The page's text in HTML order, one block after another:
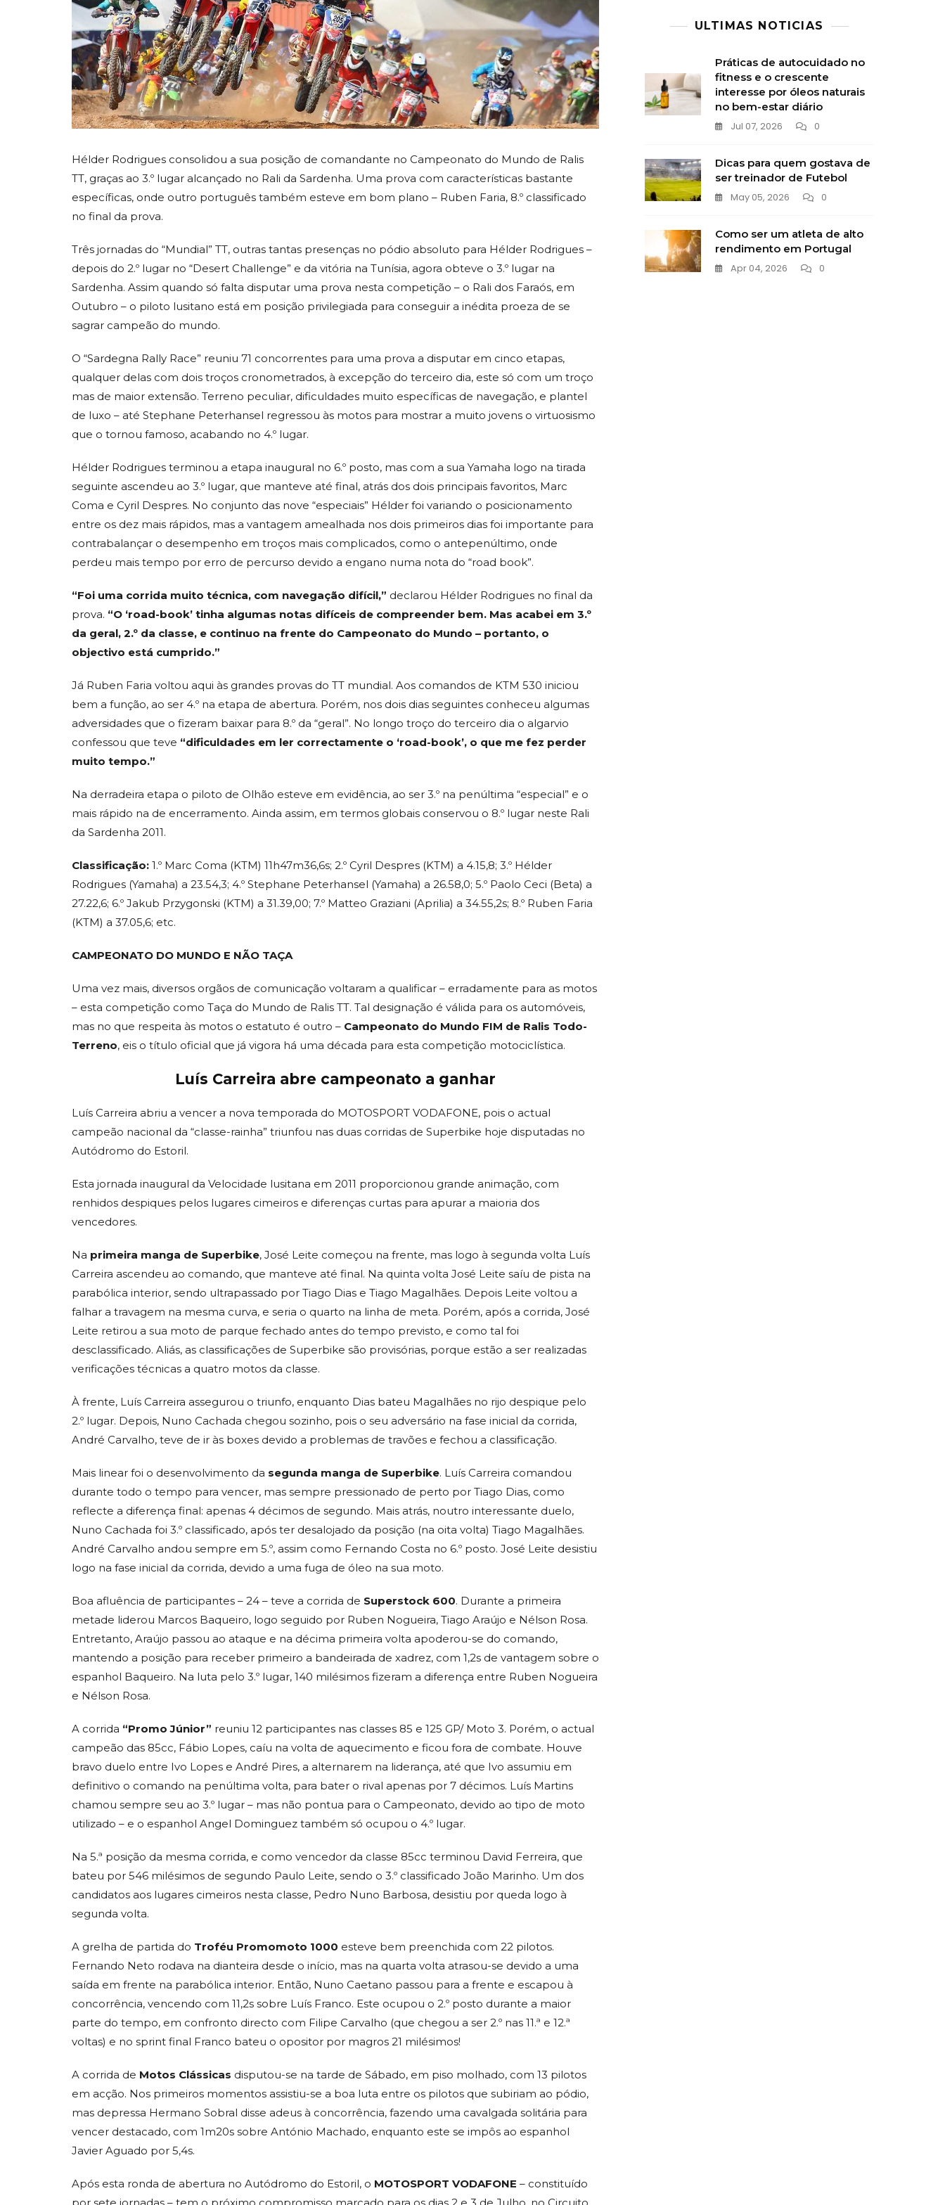
Hélder Rodrigues consolidou a sua posição de comandante no Campeonato do Mundo de Ralis
TT, graças ao 3.º lugar alcançado no Rali da Sardenha. Uma prova com características bastante
específicas, onde outro português também esteve em bom plano – Ruben Faria, 8.º classificado
no final da prova.
Três jornadas do “Mundial” TT, outras tantas presenças no pódio absoluto para Hélder Rodrigues –
depois do 2.º lugar no “Desert Challenge” e da vitória na Tunísia, agora obteve o 3.º lugar na
Sardenha. Assim quando só falta disputar uma prova nesta competição – o Rali dos Faraós, em
Outubro – o piloto lusitano está em posição privilegiada para conseguir a inédita proeza de se
sagrar campeão do mundo.
O “Sardegna Rally Race” reuniu 71 concorrentes para uma prova a disputar em cinco etapas,
qualquer delas com dois troços cronometrados, à excepção do terceiro dia, este só com um troço
mas de maior extensão. Terreno peculiar, dificuldades muito específicas de navegação, e plantel
de luxo – até Stephane Peterhansel regressou às motos para mostrar a muito jovens o virtuosismo
que o tornou famoso, acabando no 4.º lugar.
Hélder Rodrigues terminou a etapa inaugural no 6.º posto, mas com a sua Yamaha logo na tirada
seguinte ascendeu ao 3.º lugar, que manteve até final, atrás dos dois principais favoritos, Marc
Coma e Cyril Despres. No conjunto das nove “especiais” Hélder foi variando o posicionamento
entre os dez mais rápidos, mas a vantagem amealhada nos dois primeiros dias foi importante para
contrabalançar o desempenho em troços mais complicados, como o antepenúltimo, onde
perdeu mais tempo por erro de percurso devido a engano numa nota do “road book”.
“Foi uma corrida muito técnica, com navegação difícil,” declarou Hélder Rodrigues no final da
prova. “O ‘road-book’ tinha algumas notas difíceis de compreender bem. Mas acabei em 3.º
da geral, 2.º da classe, e continuo na frente do Campeonato do Mundo – portanto, o
objectivo está cumprido.”
Já Ruben Faria voltou aqui às grandes provas do TT mundial. Aos comandos de KTM 530 iniciou
bem a função, ao ser 4.º na etapa de abertura. Porém, nos dois dias seguintes conheceu algumas
adversidades que o fizeram baixar para 8.º da “geral”. No longo troço do terceiro dia o algarvio
confessou que teve “dificuldades em ler correctamente o ‘road-book’, o que me fez perder
muito tempo.”
Na derradeira etapa o piloto de Olhão esteve em evidência, ao ser 3.º na penúltima “especial” e o
mais rápido na de encerramento. Ainda assim, em termos globais conservou o 8.º lugar neste Rali
da Sardenha 2011.
Classificação: 1.º Marc Coma (KTM) 11h47m36,6s; 2.º Cyril Despres (KTM) a 4.15,8; 3.º Hélder
Rodrigues (Yamaha) a 23.54,3; 4.º Stephane Peterhansel (Yamaha) a 26.58,0; 5.º Paolo Ceci (Beta) a
27.22,6; 6.º Jakub Przygonski (KTM) a 31.39,00; 7.º Matteo Graziani (Aprilia) a 34.55,2s; 8.º Ruben Faria
(KTM) a 37.05,6; etc.
CAMPEONATO DO MUNDO E NÃO TAÇA
Uma vez mais, diversos orgãos de comunicação voltaram a qualificar – erradamente para as motos
– esta competição como Taça do Mundo de Ralis TT. Tal designação é válida para os automóveis,
mas no que respeita às motos o estatuto é outro – Campeonato do Mundo FIM de Ralis Todo-
Terreno, eis o título oficial que já vigora há uma década para esta competição motociclística.
Luís Carreira abre campeonato a ganhar
Luís Carreira abriu a vencer a nova temporada do MOTOSPORT VODAFONE, pois o actual
campeão nacional da “classe-rainha” triunfou nas duas corridas de Superbike hoje disputadas no
Autódromo do Estoril.
Esta jornada inaugural da Velocidade lusitana em 2011 proporcionou grande animação, com
renhidos despiques pelos lugares cimeiros e diferenças curtas para apurar a maioria dos
vencedores.
Na primeira manga de Superbike, José Leite começou na frente, mas logo à segunda volta Luís
Carreira ascendeu ao comando, que manteve até final. Na quinta volta José Leite saíu de pista na
parabólica interior, sendo ultrapassado por Tiago Dias e Tiago Magalhães. Depois Leite voltou a
falhar a travagem na mesma curva, e seria o quarto na linha de meta. Porém, após a corrida, José
Leite retirou a sua moto de parque fechado antes do tempo previsto, e como tal foi
desclassificado. Aliás, as classificações de Superbike são provisórias, porque estão a ser realizadas
verificações técnicas a quatro motos da classe.
À frente, Luís Carreira assegurou o triunfo, enquanto Dias bateu Magalhães no rijo despique pelo
2.º lugar. Depois, Nuno Cachada chegou sozinho, pois o seu adversário na fase inicial da corrida,
André Carvalho, teve de ir às boxes devido a problemas de travões e fechou a classificação.
Mais linear foi o desenvolvimento da segunda manga de Superbike. Luís Carreira comandou
durante todo o tempo para vencer, mas sempre pressionado de perto por Tiago Dias, como
reflecte a diferença final: apenas 4 décimos de segundo. Mais atrás, noutro interessante duelo,
Nuno Cachada foi 3.º classificado, após ter desalojado da posição (na oita volta) Tiago Magalhães.
André Carvalho andou sempre em 5.º, assim como Fernando Costa no 6.º posto. José Leite desistiu
logo na fase inicial da corrida, devido a uma fuga de óleo na sua moto.
Boa afluência de participantes – 24 – teve a corrida de Superstock 600. Durante a primeira
metade liderou Marcos Baqueiro, logo seguido por Ruben Nogueira, Tiago Araújo e Nélson Rosa.
Entretanto, Araújo passou ao ataque e na décima primeira volta apoderou-se do comando,
mantendo a posição para receber primeiro a bandeirada de xadrez, com 1,2s de vantagem sobre o
espanhol Baqueiro. Na luta pelo 3.º lugar, 140 milésimos fizeram a diferença entre Ruben Nogueira
e Nélson Rosa.
A corrida “Promo Júnior” reuniu 12 participantes nas classes 85 e 125 GP/ Moto 3. Porém, o actual
campeão das 85cc, Fábio Lopes, caíu na volta de aquecimento e ficou fora de combate. Houve
bravo duelo entre Ivo Lopes e André Pires, a alternarem na liderança, até que Ivo assumiu em
definitivo o comando na penúltima volta, para bater o rival apenas por 7 décimos. Luís Martins
chamou sempre seu ao 3.º lugar – mas não pontua para o Campeonato, devido ao tipo de moto
utilizado – e o espanhol Angel Dominguez também só ocupou o 4.º lugar.
Na 5.ª posição da mesma corrida, e como vencedor da classe 85cc terminou David Ferreira, que
bateu por 546 milésimos de segundo Paulo Leite, sendo o 3.º classificado João Marinho. Um dos
candidatos aos lugares cimeiros nesta classe, Pedro Nuno Barbosa, desistiu por queda logo à
segunda volta.
A grelha de partida do Troféu Promomoto 1000 esteve bem preenchida com 22 pilotos.
Fernando Neto rodava na dianteira desde o início, mas na quarta volta atrasou-se devido a uma
saída em frente na parabólica interior. Então, Nuno Caetano passou para a frente e escapou à
concorrência, vencendo com 11,2s sobre Luís Franco. Este ocupou o 2.º posto durante a maior
parte do tempo, em confronto directo com Filipe Carvalho (que chegou a ser 2.º nas 11.ª e 12.ª
voltas) e no sprint final Franco bateu o opositor por magros 21 milésimos!
A corrida de Motos Clássicas disputou-se na tarde de Sábado, em piso molhado, com 13 pilotos
em acção. Nos primeiros momentos assistiu-se a boa luta entre os pilotos que subiriam ao pódio,
mas depressa Hermano Sobral disse adeus à concorrência, fazendo uma cavalgada solitária para
vencer destacado, com 1m20s sobre António Machado, enquanto este se impôs ao espanhol
Javier Aguado por 5,4s.
Após esta ronda de abertura no Autódromo do Estoril, o MOTOSPORT VODAFONE – constituído
por sete jornadas – tem o próximo compromisso marcado para os dias 2 e 3 de Julho, no Circuito
ULTIMAS NOTICIAS
Práticas de autocuidado no
fitness e o crescente
interesse por óleos naturais
no bem-estar diário
Jul 07, 2026
0
Dicas para quem gostava de
ser treinador de Futebol
May 05, 2026
0
Como ser um atleta de alto
rendimento em Portugal
Apr 04, 2026
0